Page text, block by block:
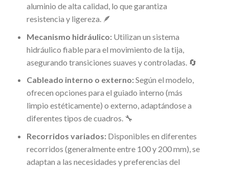
aluminio de alta calidad, lo que garantiza
resistencia y ligereza. 🪶
Mecanismo hidráulico:Utilizan un sistema
hidráulico fiable para el movimiento de la tija,
asegurando transiciones suaves y controladas. 🔄
Cableado interno o externo:Según el modelo,
ofrecen opciones para el guiado interno (más
limpio estéticamente) o externo, adaptándose a
diferentes tipos de cuadros. 🔧
Recorridos variados:Disponibles en diferentes
recorridos (generalmente entre 100 y 200 mm), se
adaptan a las necesidades y preferencias del